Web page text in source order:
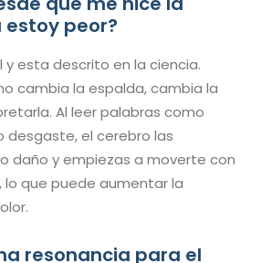
peor?
y esta descrito en la ciencia.
cambia la espalda, cambia la
Al leer palabras como
desgaste, el cerebro las
daño y empiezas a moverte con
lo que puede aumentar la
resonancia para el